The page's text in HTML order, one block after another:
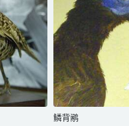
鳞背鹇